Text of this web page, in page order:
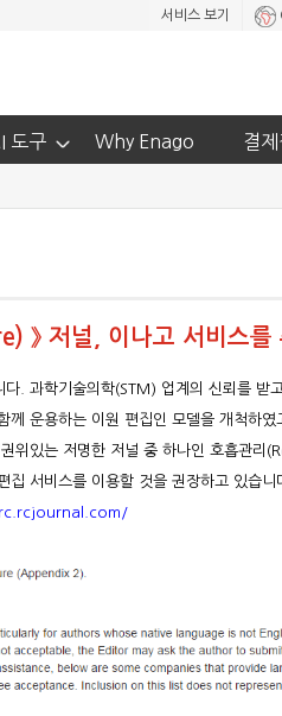
서비스 보기
도구 Why Enago 결제
》 저널, 이나고 서비스를
. 과학기술의학(STM) 업계의 신뢰를 받
께 운용하는 이원 편집인 모델을 개척하
위있는 저명한 저널 중 하나인 호흡관
집 서비스를 이용할 것을 권장하고 있